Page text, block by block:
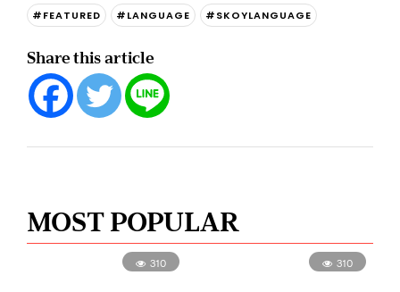
#FEATURED #LANGUAGE #SKOYLANGUAGE
Share this article
MOST POPULAR
310 310